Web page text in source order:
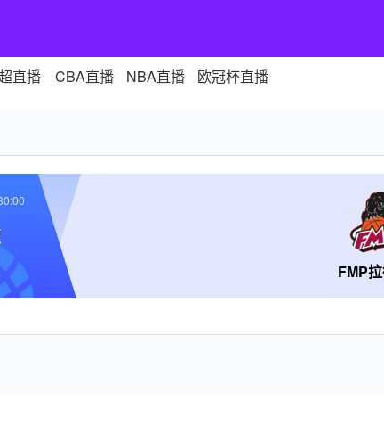
直播 CBA直播 NBA直播 欧冠杯直播